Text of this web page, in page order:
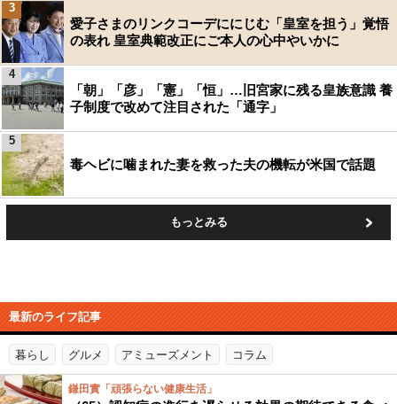
愛子さまのリンクコーデににじむ「皇室を担う」覚悟
の表れ 皇室典範改正にご本人の心中やいかに
3
「朝」「彦」「憲」「恒」…旧宮家に残る皇族意識 養
子制度で改めて注目された「通字」
4
毒ヘビに噛まれた妻を救った夫の機転が米国で話題
5
もっとみる
最新のライフ記事
暮らし グルメ アミューズメント コラム
鎌田實「頑張らない健康生活」